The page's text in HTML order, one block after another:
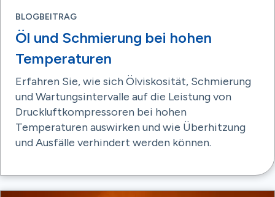
BLOGBEITRAG
Öl und Schmierung bei hohen
Temperaturen
Erfahren Sie, wie sich Ölviskosität, Schmierung
und Wartungsintervalle auf die Leistung von
Druckluftkompressoren bei hohen
Temperaturen auswirken und wie Überhitzung
und Ausfälle verhindert werden können.